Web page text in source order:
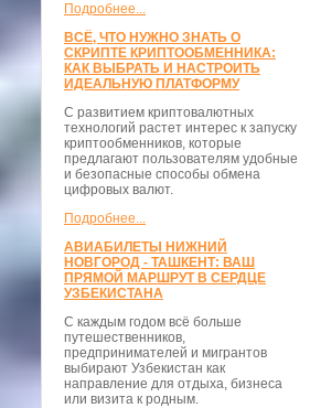
Подробнее...
ВСЁ, ЧТО НУЖНО ЗНАТЬ О
СКРИПТЕ КРИПТООБМЕННИКА:
КАК ВЫБРАТЬ И НАСТРОИТЬ
ИДЕАЛЬНУЮ ПЛАТФОРМУ
С развитием криптовалютных
технологий растет интерес к запуску
криптообменников, которые
предлагают пользователям удобные
и безопасные способы обмена
цифровых валют.
Подробнее...
АВИАБИЛЕТЫ НИЖНИЙ
НОВГОРОД - ТАШКЕНТ: ВАШ
ПРЯМОЙ МАРШРУТ В СЕРДЦЕ
УЗБЕКИСТАНА
С каждым годом всё больше
путешественников,
предпринимателей и мигрантов
выбирают Узбекистан как
направление для отдыха, бизнеса
или визита к родным.